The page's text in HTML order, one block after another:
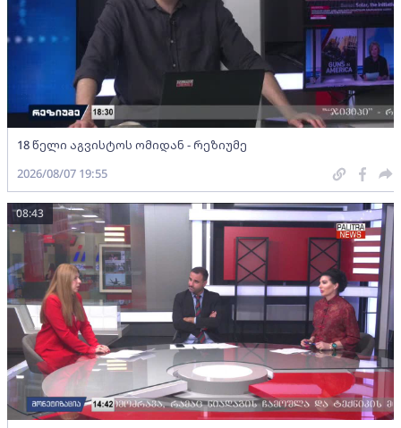
18 წელი აგვისტოს ომიდან - რეზიუმე
2026/08/07 19:55
08:43